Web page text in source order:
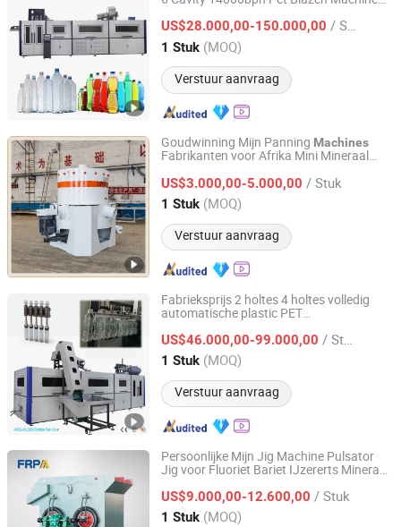
Mineraalwater Drankfles Leverancier
Fabriek
US$28.000,00-150.000,00 / Stuk
1 Stuk (MOQ)
Verstuur aanvraag
Taizhou Shenbao Machinery Co., Ltd.
Zhejiang, China Sinds 2024
Goudwinning Mijn Panning Machines
Fabrikanten voor Afrika Mini Mineraal
Rivierzand
US$3.000,00-5.000,00 / Stuk
1 Stuk (MOQ)
Verstuur aanvraag
Henan Vida Environmental Technology Co., Ltd.
Henan, China Sinds 2026
Fabrieksprijs 2 holtes 4 holtes volledig
automatische plastic PET
maken rekblazen vormmachine
US$46.000,00-99.000,00 / Stuk
1 Stuk (MOQ)
Verstuur aanvraag
Taizhou Shenbao Machinery Co., Ltd.
Zhejiang, China Sinds 2024
Persoonlijke Mijn Jig Machine Pulsator
Jig voor Fluoriet Bariet IJzererts Mineraal
US$9.000,00-12.600,00 / Stuk
1 Stuk (MOQ)
Henan Forui Machinery Technology Co., Ltd.
Henan, China Sinds 2023